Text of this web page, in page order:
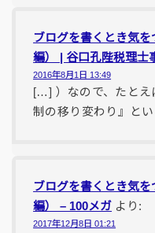
ブログを書くとき気
編） | 谷口孔陛税理士
2016年8月1日 13:49
[…] ）なので、たとえ
制の移り変わり』と
ブログを書くとき気
編） – 100メガ より:
2017年12月8日 01:21